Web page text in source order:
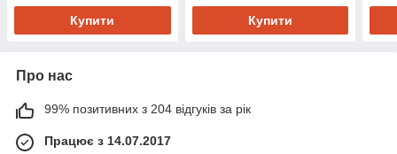
Купити Купити
Про нас
99% позитивних з 204 відгуків за рік
Працює з 14.07.2017